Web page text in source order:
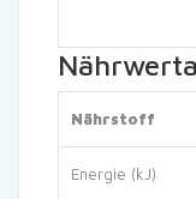
Nährstoff
Energie (kJ)